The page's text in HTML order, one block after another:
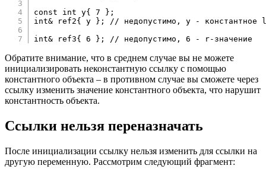
const
int y{ 7 } ;
int& ref2{ y } ;
// недопустимо, y - константное
int& ref3{ 6 } ; // недопустимо, 6 - r-значение
Обратите внимание, что в среднем случае вы не можете
инициализировать неконстантную ссылку с помощью
константного объекта – в противном случае вы сможете через
ссылку изменить значение константного объекта, что нарушит
константность объекта.
Ссылки нельзя переназначать
После инициализации ссылку нельзя изменить для ссылки на
другую переменную. Рассмотрим следующий фрагмент: